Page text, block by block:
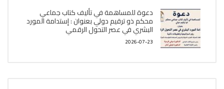
دعوة للمساهمة في تأليف كتاب جماعي
محكم ذو ترقيم دولي بعنوان : إستدامة المورد
البشري في عصر التحول الرقمي
2026-07-23